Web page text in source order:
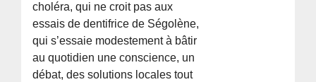
choléra, qui ne croit pas aux
essais de dentifrice de Ségolène,
qui s’essaie modestement à bâtir
au quotidien une conscience, un
débat, des solutions locales tout